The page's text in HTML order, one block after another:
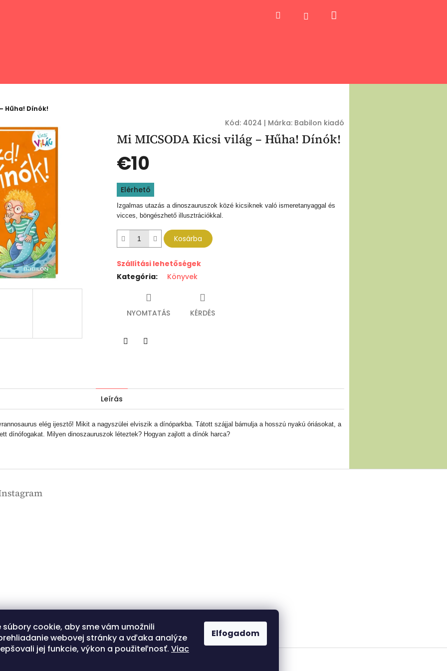
súbory cookie, aby sme vám umožnili
webovej stránky a vďaka analýze
jej funkcie, výkon a použiteľnosť. Viac
Elfogadom
Keresés Bejelentkezés
Hűha! Dínók!
Kód: 4024 | Márka: Babilon kiadó
Mi MICSODA Kicsi világ – Hűha! Dínók!
€10
Egységár:
Elérhető
Izgalmas utazás a dinoszauruszok közé kicsiknek való ismeretanyaggal és
vicces, böngészhető illusztrációkkal.
Kosárba
Szállítási lehetőségek
Kategória: Könyvek
NYOMTATÁS KÉRDÉS
Leírás
elég ijesztő! Mikit a nagyszülei elviszik a dínóparkba. Tátott szájjal bámulja a hosszú nyakú óriásokat, a
dínófogakat. Milyen dinoszauruszok léteztek? Hogyan zajlott a dínók harca?
Kövessen minket az
Instagramon